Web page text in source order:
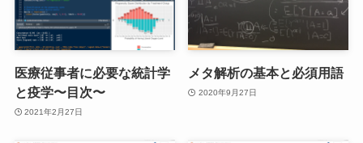
医療従事者に必要な統計学
と疫学〜目次〜
2021年2月27日
メタ解析の基本と必須用語
2020年9月27日